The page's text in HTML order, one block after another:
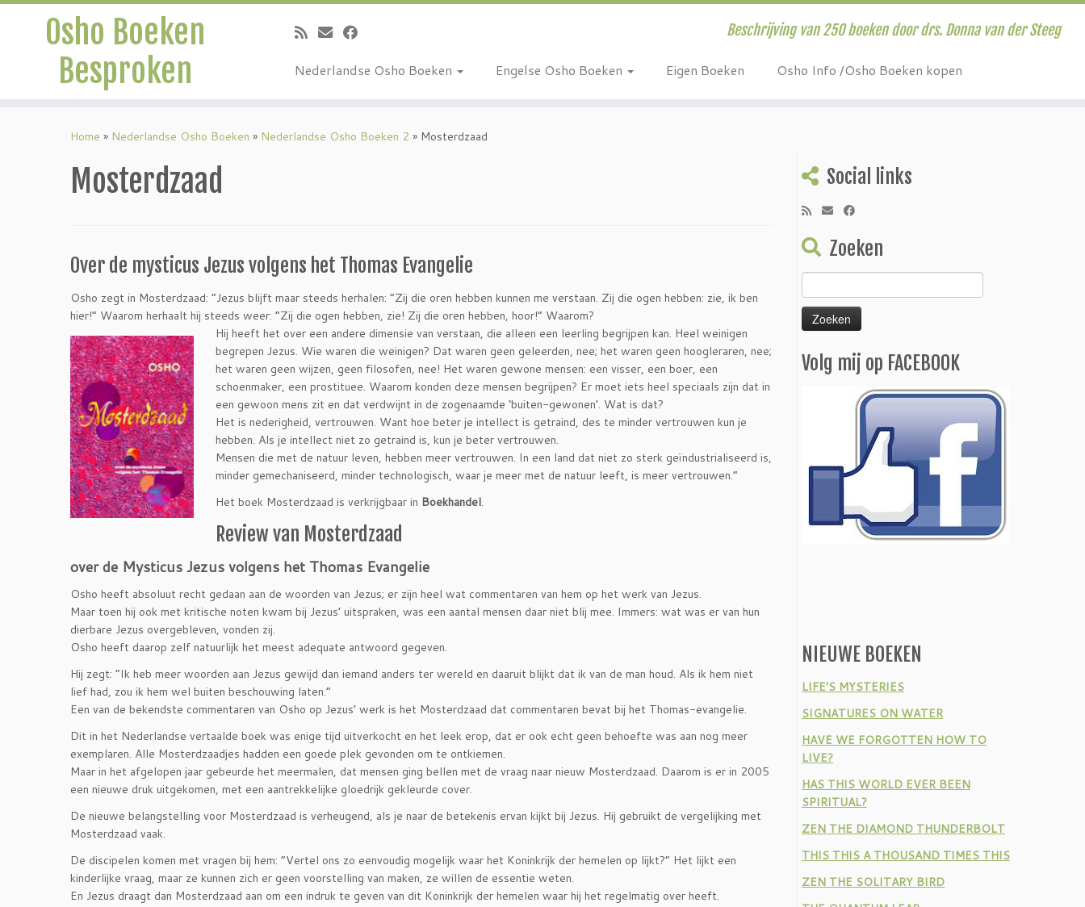
Osho Boeken
Besproken
Beschrijving van 250 boeken door drs. Donna van der Steeg
Nederlandse Osho Boeken Engelse Osho Boeken Eigen Boeken Osho Info /Osho Boeken kopen
Home » Nederlandse Osho Boeken » Nederlandse Osho Boeken 2 » Mosterdzaad
Mosterdzaad
Over de mysticus Jezus volgens het Thomas Evangelie
Osho zegt in Mosterdzaad: “Jezus blijft maar steeds herhalen: “Zij die oren hebben kunnen me verstaan. Zij die ogen hebben: zie, ik ben
hier!” Waarom herhaalt hij steeds weer: “Zij die ogen hebben, zie! Zij die oren hebben, hoor!” Waarom?
Hij heeft het over een andere dimensie van verstaan, die alleen een leerling begrijpen kan. Heel weinigen
begrepen Jezus. Wie waren die weinigen? Dat waren geen geleerden, nee; het waren geen hoogleraren, nee;
het waren geen wijzen, geen filosofen, nee! Het waren gewone mensen: een visser, een boer, een
schoenmaker, een prostituee. Waarom konden deze mensen begrijpen? Er moet iets heel speciaals zijn dat in
een gewoon mens zit en dat verdwijnt in de zogenaamde ‘buiten-gewonen’. Wat is dat?
Het is nederigheid, vertrouwen. Want hoe beter je intellect is getraind, des te minder vertrouwen kun je
hebben. Als je intellect niet zo getraind is, kun je beter vertrouwen.
Mensen die met de natuur leven, hebben meer vertrouwen. In een land dat niet zo sterk geïndustrialiseerd is,
minder gemechaniseerd, minder technologisch, waar je meer met de natuur leeft, is meer vertrouwen.”
Het boek Mosterdzaad is verkrijgbaar in Boekhandel.
Review van Mosterdzaad
over de Mysticus Jezus volgens het Thomas Evangelie
Osho heeft absoluut recht gedaan aan de woorden van Jezus; er zijn heel wat commentaren van hem op het werk van Jezus.
Maar toen hij ook met kritische noten kwam bij Jezus’ uitspraken, was een aantal mensen daar niet blij mee. Immers: wat was er van hun
dierbare Jezus overgebleven, vonden zij.
Osho heeft daarop zelf natuurlijk het meest adequate antwoord gegeven.
Hij zegt: “Ik heb meer woorden aan Jezus gewijd dan iemand anders ter wereld en daaruit blijkt dat ik van de man houd. Als ik hem niet
lief had, zou ik hem wel buiten beschouwing laten.”
Een van de bekendste commentaren van Osho op Jezus’ werk is het Mosterdzaad dat commentaren bevat bij het Thomas-evangelie.
Dit in het Nederlandse vertaalde boek was enige tijd uitverkocht en het leek erop, dat er ook echt geen behoefte was aan nog meer
exemplaren. Alle Mosterdzaadjes hadden een goede plek gevonden om te ontkiemen.
Maar in het afgelopen jaar gebeurde het meermalen, dat mensen ging bellen met de vraag naar nieuw Mosterdzaad. Daarom is er in 2005
een nieuwe druk uitgekomen, met een aantrekkelijke gloedrijk gekleurde cover.
De nieuwe belangstelling voor Mosterdzaad is verheugend, als je naar de betekenis ervan kijkt bij Jezus. Hij gebruikt de vergelijking met
Mosterdzaad vaak.
De discipelen komen met vragen bij hem: “Vertel ons zo eenvoudig mogelijk waar het Koninkrijk der hemelen op lijkt?” Het lijkt een
kinderlijke vraag, maar ze kunnen zich er geen voorstelling van maken, ze willen de essentie weten.
En Jezus draagt dan Mosterdzaad aan om een indruk te geven van dit Koninkrijk der hemelen waar hij het regelmatig over heeft.
Social links
Zoeken
naar:
Volg mij op FACEBOOK
NIEUWE BOEKEN
LIFE’S MYSTERIES
SIGNATURES ON WATER
HAVE WE FORGOTTEN HOW TO
LIVE?
HAS THIS WORLD EVER BEEN
SPIRITUAL?
ZEN THE DIAMOND THUNDERBOLT
THIS THIS A THOUSAND TIMES THIS
ZEN THE SOLITARY BIRD